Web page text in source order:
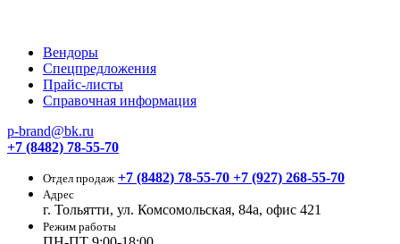
Вендоры
Спецпредложения
Прайс-листы
Справочная информация
p-brand@bk.ru
+7 (8482) 78-55-70
Отдел продаж +7 (8482) 78-55-70 +7 (927) 268-55-70
Адрес
г. Тольятти, ул. Комсомольская, 84а, офис 421
Режим работы